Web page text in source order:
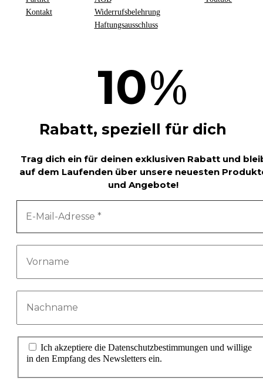
Kontakt
Widerrufsbelehrung
Haftungsausschluss
10%
Rabatt, speziell für dich
Trag dich ein für deinen exklusiven Rabatt und
auf dem Laufenden über unsere neuesten
und Angebote!
Ich akzeptiere die Datenschutzbestimmungen und willige
in den Empfang des Newsletters ein.